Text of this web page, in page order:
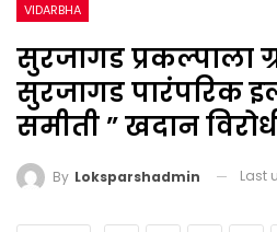
VIDARBHA
सुरजागड प्रकल्पाला
सुरजागड पारंपरिक
समीती ” खदान
By Loksparshadmin Last